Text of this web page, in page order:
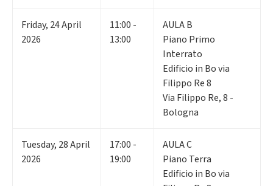
Friday, 24April
2026
11:00 -
13:00
AULA B
Piano Primo
Interrato
Edificio in Bo via
Filippo Re 8
Via Filippo Re, 8 -
Bologna
Tuesday, 28April
2026
17:00 -
19:00
AULA C
Piano Terra
Edificio in Bo via